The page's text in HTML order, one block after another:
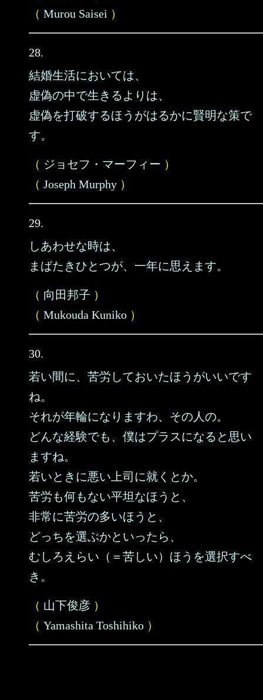
（ Murou Saisei ）
28.
結婚生活においては、
虚偽の中で生きるよりは、
虚偽を打破するほうがはるかに賢明な策で
す。
（ ジョセフ・マーフィー ）
（ Joseph Murphy ）
29.
しあわせな時は、
まばたきひとつが、一年に思えます。
（ 向田邦子 ）
（ Mukouda Kuniko ）
30.
若い間に、苦労しておいたほうがいいです
ね。
それが年輪になりますわ、その人の。
どんな経験でも、僕はプラスになると思い
ますね。
若いときに悪い上司に就くとか。
苦労も何もない平坦なほうと、
非常に苦労の多いほうと、
どっちを選ぶかといったら、
むしろえらい（＝苦しい）ほうを選択すべ
き。
（ 山下俊彦 ）
（ Yamashita Toshihiko ）